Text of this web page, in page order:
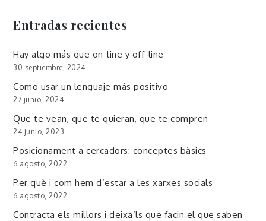
Entradas recientes
Hay algo más que on-line y off-line
30 septiembre, 2024
Como usar un lenguaje más positivo
27 junio, 2024
Que te vean, que te quieran, que te compren
24 junio, 2023
Posicionament a cercadors: conceptes bàsics
6 agosto, 2022
Per què i com hem d’estar a les xarxes socials
6 agosto, 2022
Contracta els millors i deixa’ls que facin el que saben